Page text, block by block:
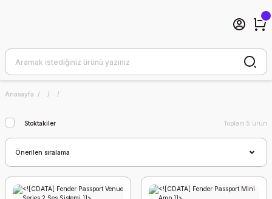
Anasayfa
Stoktakiler Toplam 5 ürün